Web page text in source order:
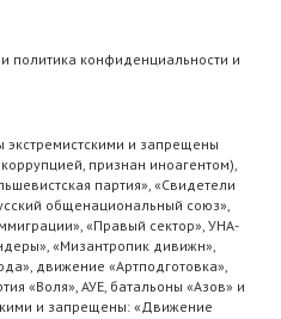
политика конфиденциальности и
экстремистскими и запрещены
признан иноагентом),
партия», «Свидетели
общенациональный союз»,
«Правый сектор», УНА-
«Мизантропик дивижн»,
движение «Артподготовка»,
«Воля», АУЕ, батальоны «Азов» и
и запрещены: «Движение